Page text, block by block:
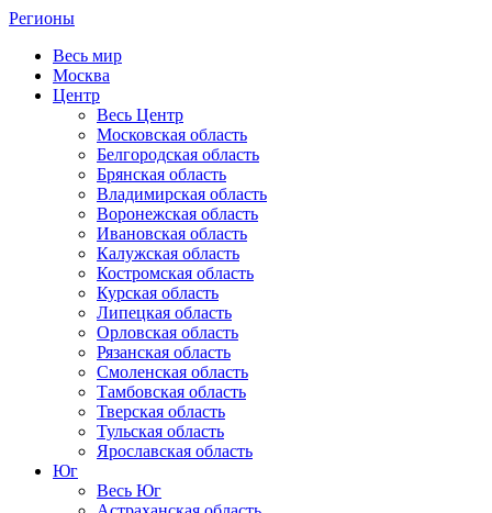
Регионы
Весь мир
Москва
Центр
Весь Центр
Московская область
Белгородская область
Брянская область
Владимирская область
Воронежская область
Ивановская область
Калужская область
Костромская область
Курская область
Липецкая область
Орловская область
Рязанская область
Смоленская область
Тамбовская область
Тверская область
Тульская область
Ярославская область
Юг
Весь Юг